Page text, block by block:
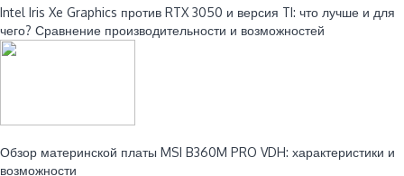
Intel Iris Xe Graphics против RTX 3050 и версия TI: что лучше и для
чего? Сравнение производительности и возможностей
Обзор материнской платы MSI B360M PRO VDH: характеристики и
возможности